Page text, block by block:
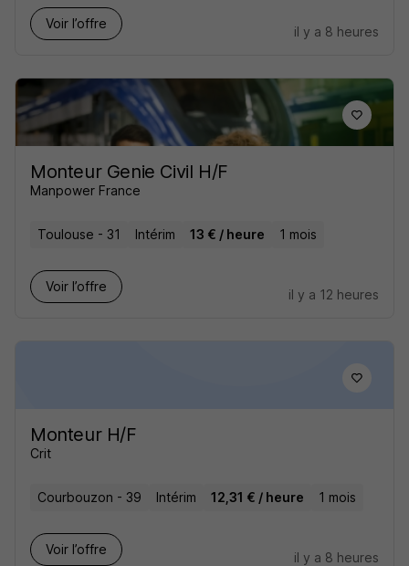
Voir l’offre
il y a 8 heures
Monteur Genie Civil H/F
Manpower France
Toulouse - 31 Intérim 13 € / heure 1 mois
Voir l’offre
il y a 12 heures
Monteur H/F
Crit
Courbouzon - 39 Intérim 12,31 € / heure 1 mois
Voir l’offre
il y a 8 heures